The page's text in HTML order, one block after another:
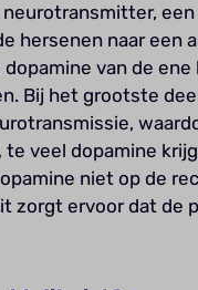
hersenen naar een
van de ene
Bij het grootste
te veel dopamine
niet op de
zorgt ervoor dat de